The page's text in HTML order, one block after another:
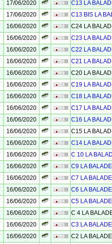
17/06/2020
C13 LA
17/06/2020
C13 BIS LA
16/06/2020
C24 LA
16/06/2020
C23 LA
16/06/2020
C22 LA
16/06/2020
C21 LA
16/06/2020
C20 LA
16/06/2020
C19 LA
16/06/2020
C18 LA
16/06/2020
C17 LA
16/06/2020
C16 LA
16/06/2020
C15 LA
16/06/2020
C14 LA
16/06/2020
C 10 LA
16/06/2020
C9 LA
16/06/2020
C7 LA
16/06/2020
C6 LA
16/06/2020
C5 LA
16/06/2020
C 4 LA
16/06/2020
C3 LA
16/06/2020
C2 LA